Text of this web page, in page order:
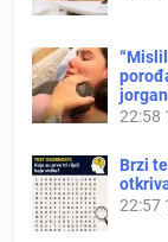
22:58
Brzi
22:57